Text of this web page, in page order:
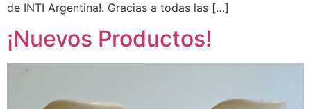
de INTI Argentina!. Gracias a todas las […]
¡Nuevos Productos!